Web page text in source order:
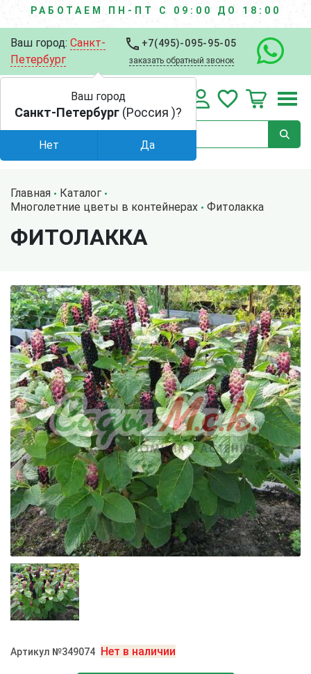
РАБОТАЕМ ПН-ПТ С 09:00 ДО 18:00
Ваш город: Санкт-
Петербург
+7(495)-095-95-05
заказать обратный звонок
Главная
Каталог
Многолетние цветы в контейнерах
Фитолакка
ФИТОЛАККА
Артикул №349074 Нет в наличии
Ваш город
Санкт-Петербург (Россия )?
Нет Да